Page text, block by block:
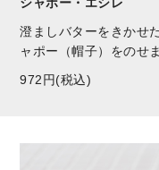
澄ましバターをきかせ
ャポー（帽子）をのせ
972円(税込)